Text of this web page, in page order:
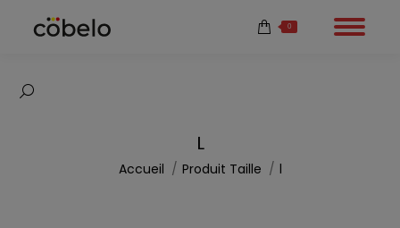
Recherche
0
L
Vous êtes ici :
Accueil Produit Taille l